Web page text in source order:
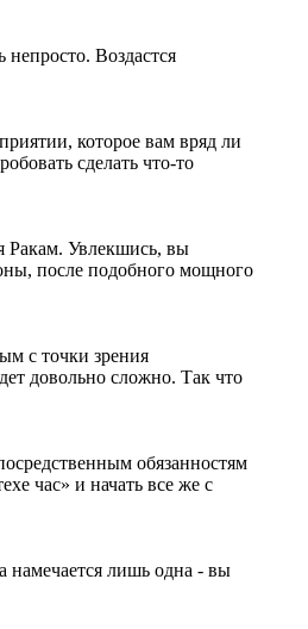
Воздастся
которое вам вряд ли
сделать что-то
Ракам. Увлекшись, вы
после подобного мощного
с точки зрения
довольно сложно. Так что
обязанностям
час» и начать все же с
намечается лишь одна - вы